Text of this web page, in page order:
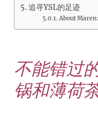
追寻YSL的足迹
About Maren:
不能错过
锅和薄荷